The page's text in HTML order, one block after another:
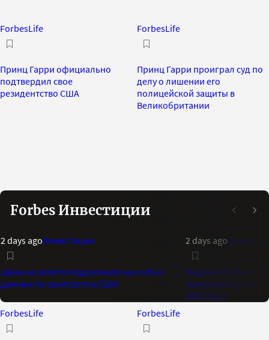
ForbesLife
Принц Гарри официально
подтвердил свое
резидентство США
ForbesLife
Принц Гарри проиграл суд по
делу о лишении его
полицейской защиты в
Великобритании
Forbes Инвестиции
2 days agoИнвестиции
Цены на золото подскочили на слабых
данных по занятости в США
2 days ago
Индикатор Bank of
максимальный
2021 года
ForbesLife
ForbesLife